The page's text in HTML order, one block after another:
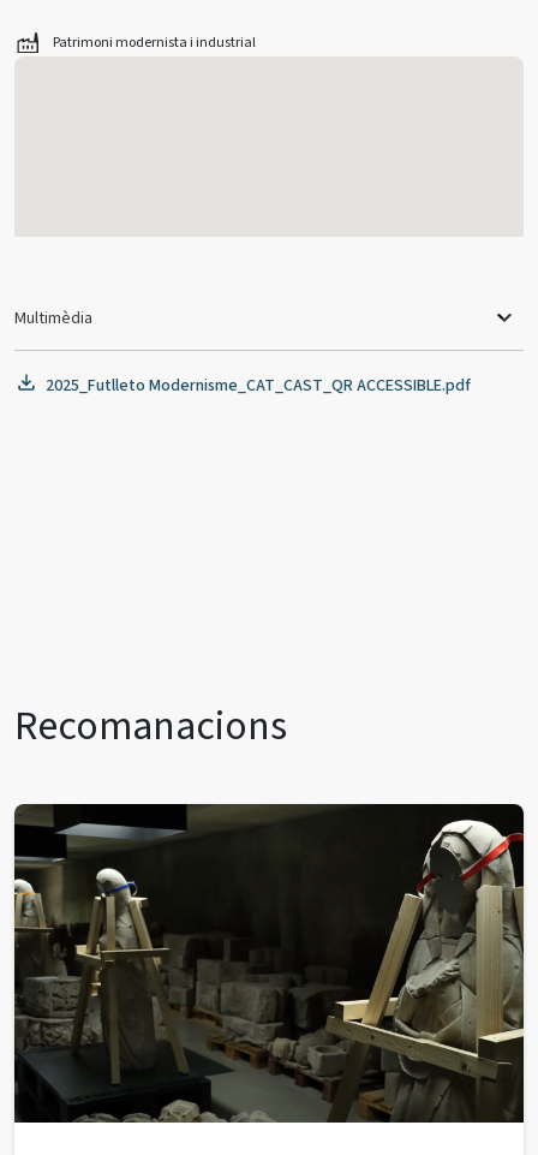
Patrimoni modernista i industrial
Multimèdia
2025_Futlleto Modernisme_CAT_CAST_QR ACCESSIBLE.pdf
Recomanacions